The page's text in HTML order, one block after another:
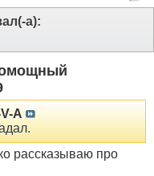
а):
A
рассказываю про